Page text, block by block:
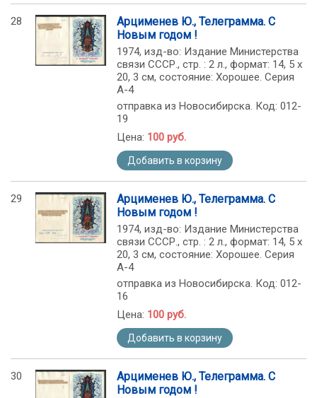
28
Арцименев Ю., Телеграмма. С
Новым годом !
1974, изд-во: Издание Министерства
связи СССР., стр. : 2 л., формат: 14, 5 х
20, 3 см, состояние: Хорошее. Серия
А-4
отправка из Новосибирска. Код: 012-
19
Цена: 100 руб.
Добавить в корзину
29
Арцименев Ю., Телеграмма. С
Новым годом !
1974, изд-во: Издание Министерства
связи СССР., стр. : 2 л., формат: 14, 5 х
20, 3 см, состояние: Хорошее. Серия
А-4
отправка из Новосибирска. Код: 012-
16
Цена: 100 руб.
Добавить в корзину
30
Арцименев Ю., Телеграмма. С
Новым годом !